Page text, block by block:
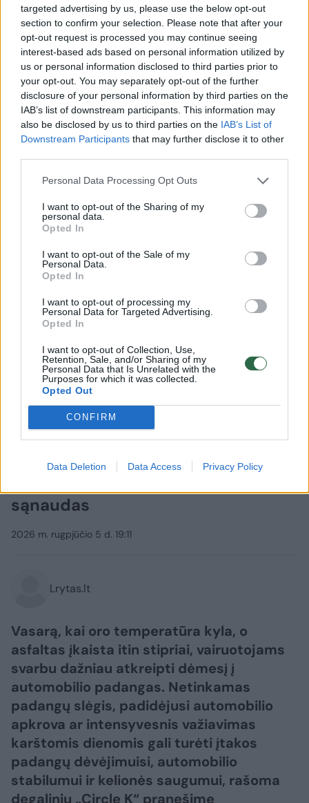
targeted advertising by us, please use the below opt-out
section to confirm your selection. Please note that after your
opt-out request is processed you may continue seeing
interest-based ads based on personal information utilized by
us or personal information disclosed to third parties prior to
your opt-out. You may separately opt-out of the further
disclosure of your personal information by third parties on the
IAB’s list of downstream participants. This information may
also be disclosed by us to third parties on the IAB’s List of
Downstream Participants that may further disclose it to other
Personal Data Processing Opt Outs
I want to opt-out of the Sharing of my
personal data.
Opted In
I want to opt-out of the Sale of my
Personal Data.
Opted In
I want to opt-out of processing my
Personal Data for Targeted Advertising.
Opted In
I want to opt-out of Collection, Use,
Retention, Sale, and/or Sharing of my
Personal Data that Is Unrelated with the
Purposes for which it was collected.
Opted Out
CONFIRM
Data Deletion Data Access Privacy Policy
Komentuoti po šiuo straipsniu
Komentuoti gali tik Lrytas registruoti vartotojai.
Prisijunkite prie registruotų vartotojų
bendruomenės ir bendraukite komentaruose!
Prisijungti komentatoriams
Auto Saugus eismas
Šią klaidą vasarą daro daugelis
sąnaudas
2026 m. rugpjūčio 5 d. 19:11
Lrytas.lt
Vasarą, kai oro temperatūra kyla, o
asfaltas įkaista itin stipriai, vairuotojams
svarbu dažniau atkreipti dėmesį į
automobilio padangas. Netinkamas
padangų slėgis, padidėjusi automobilio
apkrova ar intensyvesnis važiavimas
karštomis dienomis gali turėti įtakos
padangų dėvėjimuisi, automobilio
stabilumui ir kelionės saugumui, rašoma
degalinių „Circle K“ pranešime